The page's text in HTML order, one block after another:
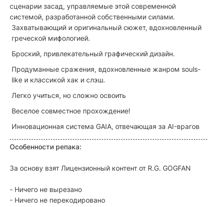
сценарии засад, управляемые этой современной
системой, разработанной собственными силами.
Захватывающий и оригинальный сюжет, вдохновленный
греческой мифологией.
Броский, привлекательный графический дизайн.
Продуманные сражения, вдохновленные жанром souls-
like и классикой хак и слэш.
Легко учиться, но сложно освоить
Веселое совместное прохождение!
Инновационная система GAIA, отвечающая за AI-врагов
Особенности репака:
За основу взят Лицензионный контент от R.G. GOGFAN
- Ничего не вырезано
- Ничего не перекодировано